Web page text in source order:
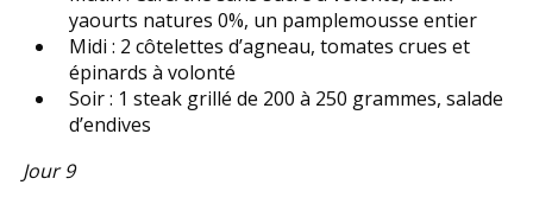
yaourts natures 0%, un pamplemousse entier
Midi : 2 côtelettes d’agneau, tomates crues et
épinards à volonté
Soir : 1 steak grillé de 200 à 250 grammes, salade
d’endives
Jour 9